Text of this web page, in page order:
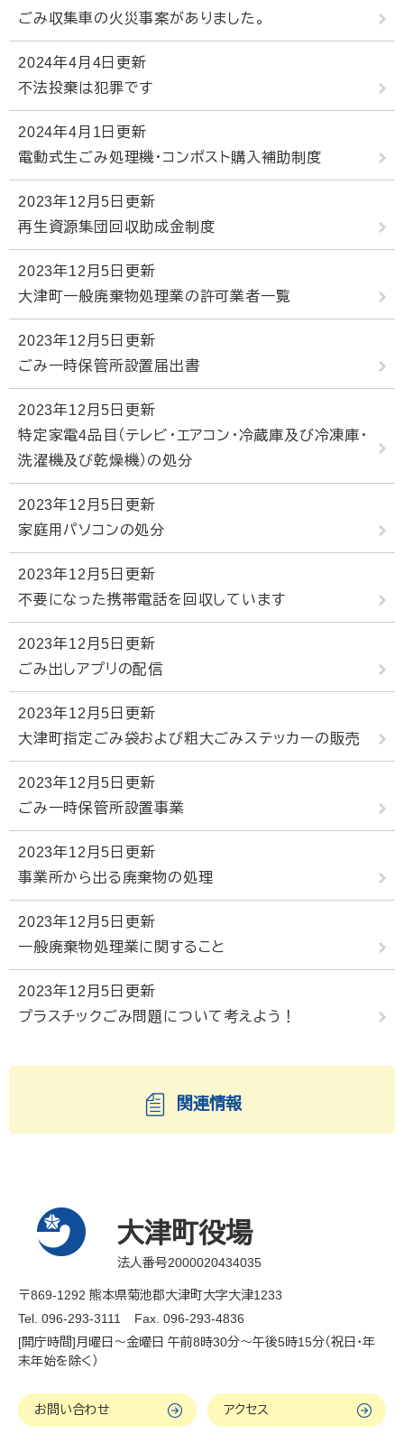
ごみ収集車の火災事案がありました。
2024年4月4日更新
不法投棄は犯罪です
2024年4月1日更新
電動式生ごみ処理機・コンポスト購入補助制度
2023年12月5日更新
再生資源集団回収助成金制度
2023年12月5日更新
大津町一般廃棄物処理業の許可業者一覧
2023年12月5日更新
ごみ一時保管所設置届出書
2023年12月5日更新
特定家電4品目（テレビ・エアコン・冷蔵庫及び冷凍庫・
洗濯機及び乾燥機）の処分
2023年12月5日更新
家庭用パソコンの処分
2023年12月5日更新
不要になった携帯電話を回収しています
2023年12月5日更新
ごみ出しアプリの配信
2023年12月5日更新
大津町指定ごみ袋および粗大ごみステッカーの販売
2023年12月5日更新
ごみ一時保管所設置事業
2023年12月5日更新
事業所から出る廃棄物の処理
2023年12月5日更新
一般廃棄物処理業に関すること
2023年12月5日更新
プラスチックごみ問題について考えよう！
関連情報
大津町役場
法人番号2000020434035
〒869-1292 熊本県菊池郡大津町大字大津1233
Tel. 096-293-3111
Fax. 096-293-4836
[開庁時間]月曜日～金曜日 午前8時30分～午後5時15分（祝日・年
末年始を除く）
お問い合わせ アクセス